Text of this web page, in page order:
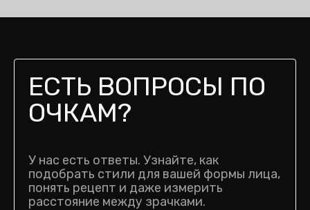
ЕСТЬ ВОПРОСЫ ПО
ОЧКАМ?
У нас есть ответы. Узнайте, как
подобрать стили для вашей формы лица,
понять рецепт и даже измерить
расстояние между зрачками.